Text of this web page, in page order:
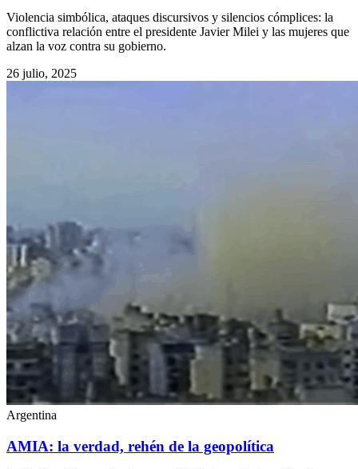
Violencia simbólica, ataques discursivos y silencios cómplices: la
conflictiva relación entre el presidente Javier Milei y las mujeres que
alzan la voz contra su gobierno.
26 julio, 2025
Argentina
AMIA: la verdad, rehén de la geopolítica